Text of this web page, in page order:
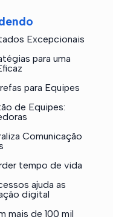
Excepcionais
para uma
para Equipes
de Equipes:
Comunicação
tempo de vida
ajuda as
digital
mais de 100 mil